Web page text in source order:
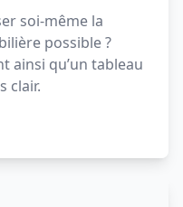
soi-même la
possible ?
ainsi qu’un tableau
clair.